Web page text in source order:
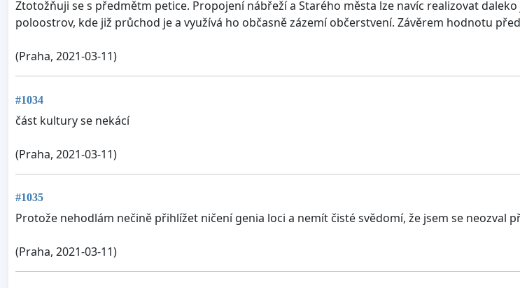
Ztotožňuji se s předmětm petice. Propojení nábřeží a Starého města lze navíc realizovat
poloostrov, kde již průchod je a využívá ho občasně zázemí občerstvení. Závěrem hodnotu
(Praha, 2021-03-11)
#1034
část kultury se nekácí
(Praha, 2021-03-11)
#1035
Protože nehodlám nečině přihlížet ničení genia loci a nemít čisté svědomí, že jsem se neozval
(Praha, 2021-03-11)